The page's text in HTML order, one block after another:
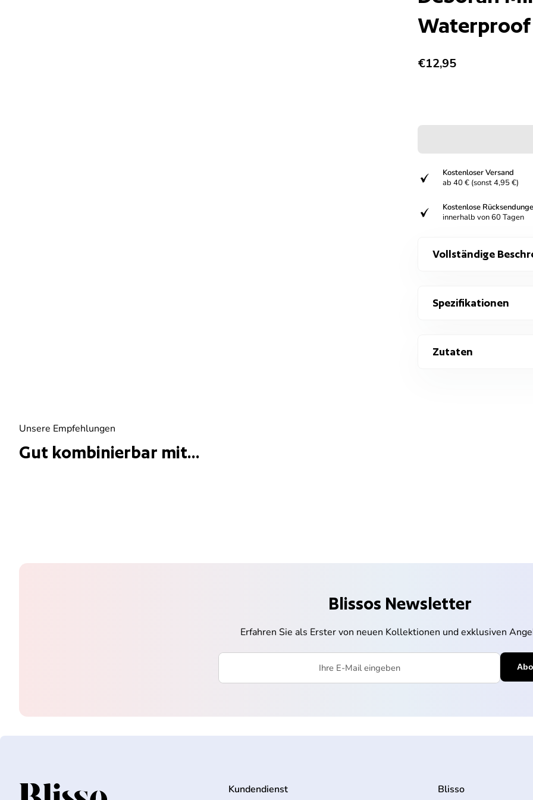
Waterproof
Regulärer Preis
€12,95
verifiziert
Kostenloser Versand
ab 40 € (sonst 4,95 €)
verifiziert
Kostenlose
innerhalb von 60 Tagen
Vollständige
Spezifikationen
Zutaten
Unsere Empfehlungen
Gut kombinierbar mit...
Blissos Newsletter
Erfahren Sie als Erster von neuen Kollektionen und exklusiven
Startseite Kundendienst Blisso